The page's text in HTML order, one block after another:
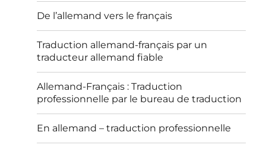
De l’allemand vers le français
Traduction allemand-français par un
traducteur allemand fiable
Allemand-Français : Traduction
professionnelle par le bureau de traduction
En allemand – traduction professionnelle